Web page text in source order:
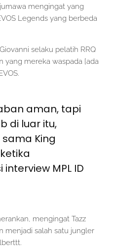
mengingat yang
Legends yang berbeda
selaku pelatih RRQ
yang mereka waspada [ada
aman, tapi
di luar itu,
King
MPL ID
mengingat Tazz
menjadi salah satu jungler